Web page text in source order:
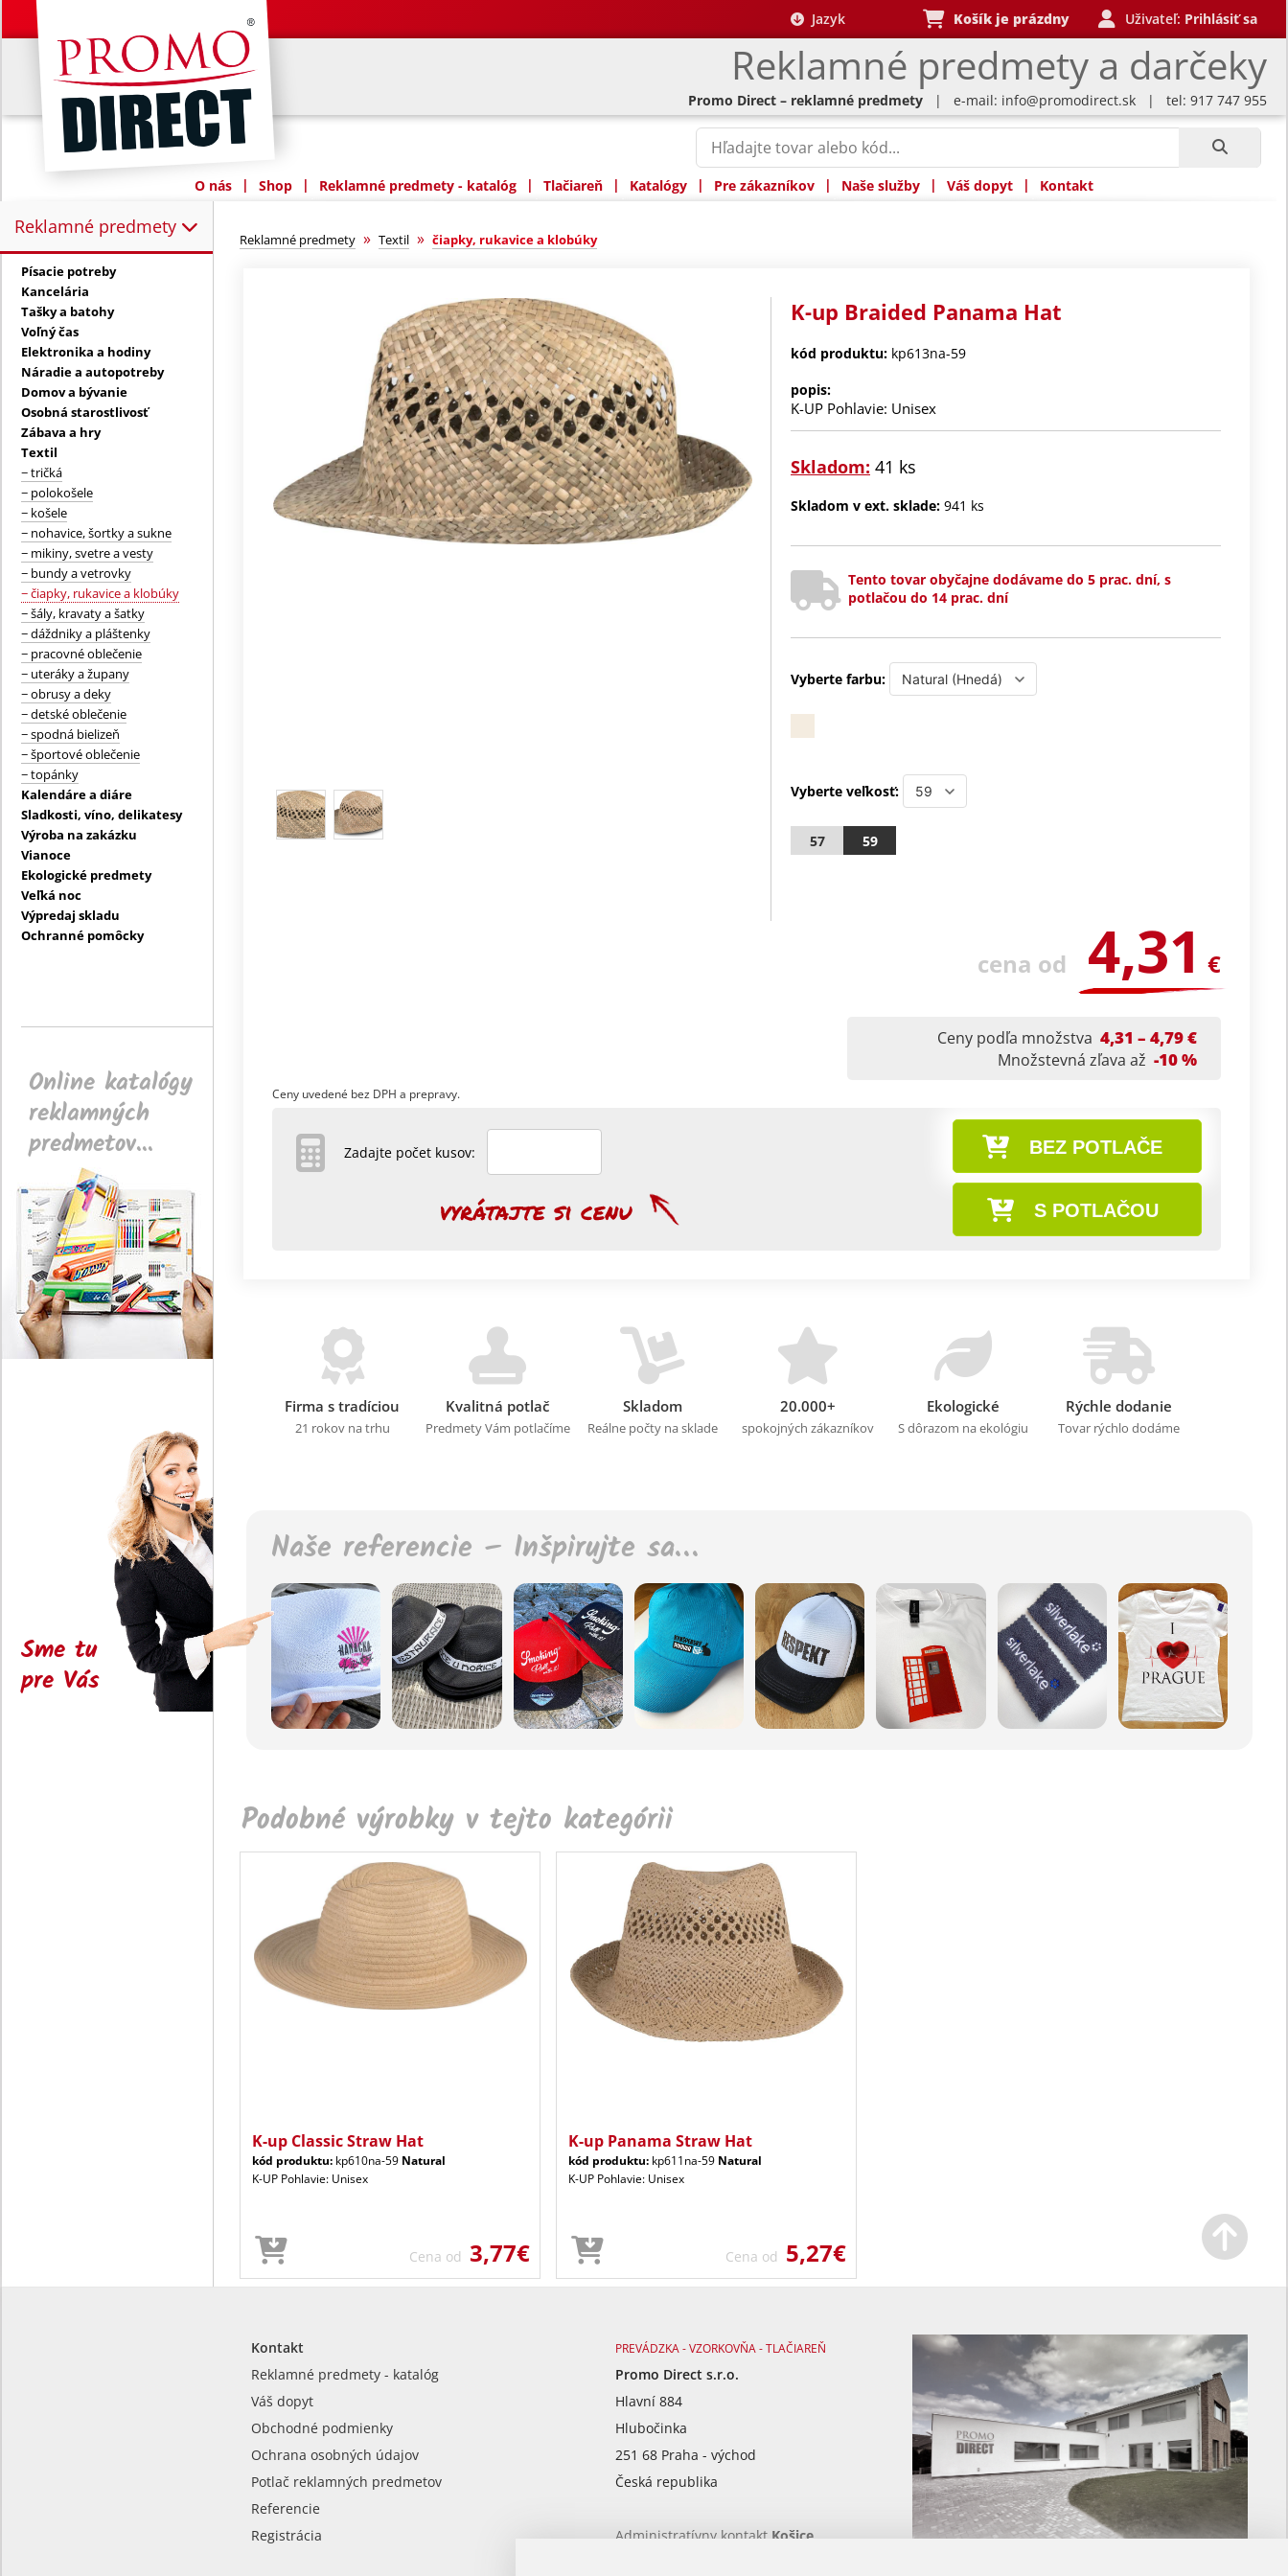
Reklamné predmety a darčeky
Jazyk Košík je prázdny Uživateľ: Prihlásiť sa
Promo Direct – reklamné predmety | e-mail: info@promodirect.sk | tel: 917 747 955
O nás | Shop | Reklamné predmety - katalóg | Tlačiareň | Katalógy | Pre zákazníkov | Naše služby | Váš dopyt | Kontakt
Reklamné predmety
Reklamné predmety:
Písacie potreby
Kancelária
Tašky a batohy
Voľný čas
Elektronika a hodiny
Náradie a autopotreby
Domov a bývanie
Osobná starostlivosť
Zábava a hry
Textil
− tričká
− polokošele
− košele
− nohavice, šortky a sukne
− mikiny, svetre a vesty
− bundy a vetrovky
− čiapky, rukavice a klobúky
− šály, kravaty a šatky
− dáždniky a pláštenky
− pracovné oblečenie
− uteráky a župany
− obrusy a deky
− detské oblečenie
− spodná bielizeň
− športové oblečenie
− topánky
Kalendáre a diáre
Sladkosti, víno, delikatesy
Výroba na zakázku
Vianoce
Ekologické predmety
Veľká noc
Výpredaj skladu
Ochranné pomôcky
Online katalógy
reklamných
predmetov...
Sme tu
pre Vás
Reklamné predmety » Textil » čiapky, rukavice a klobúky
K-up Braided Panama Hat
kód produktu: kp613na-59
popis:
K-UP Pohlavie: Unisex
Skladom: 41 ks
Skladom v ext. sklade: 941 ks
Tento tovar obyčajne dodávame do 5 prac. dní, s
potlačou do 14 prac. dní
Vyberte farbu:
Vyberte veľkosť:
57 59
cena od 4,31 €
Ceny podľa množstva 4,31 – 4,79 €
Množstevná zľava až -10 %
Ceny uvedené bez DPH a prepravy.
BEZ POTLAČE
S POTLAČOU
Zadajte počet kusov:
Firma s tradíciou
21 rokov na trhu
Kvalitná potlač
Predmety Vám potlačíme
Skladom
Reálne počty na sklade
20.000+
spokojných zákazníkov
Ekologické
S dôrazom na ekológiu
Rýchle dodanie
Tovar rýchlo dodáme
Naše referencie – Inšpirujte sa…
Podobné výrobky v tejto kategórii
K-up Classic Straw Hat
kód produktu: kp610na-59 Natural
K-UP Pohlavie: Unisex
Cena od 3,77€
K-up Panama Straw Hat
kód produktu: kp611na-59 Natural
K-UP Pohlavie: Unisex
Cena od 5,27€
Kontakt
Reklamné predmety - katalóg
Váš dopyt
Obchodné podmienky
Ochrana osobných údajov
Potlač reklamných predmetov
Referencie
Registrácia
PREVÁDZKA - VZORKOVŇA - TLAČIAREŇ
Promo Direct s.r.o.
Hlavní 884
Hlubočinka
251 68 Praha - východ
Česká republika
Administratívny kontakt Košice